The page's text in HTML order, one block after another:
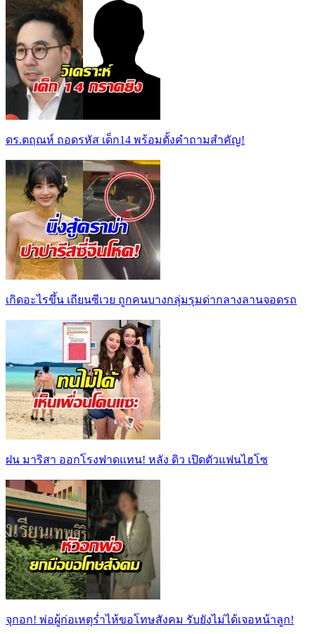
ดร.ตฤณห์ ถอดรหัส เด็ก14 พร้อมตั้งคำถามสำคัญ!
เกิดอะไรขึ้น เถียนซีเวย ถูกคนบางกลุ่มรุมด่ากลางลานจอดรถ
ฝน มาริสา ออกโรงฟาดแทน! หลัง ดิว เปิดตัวแฟนไฮโซ
จุกอก! พ่อผู้ก่อเหตุร่ำไห้ขอโทษสังคม รับยังไม่ได้เจอหน้าลูก!